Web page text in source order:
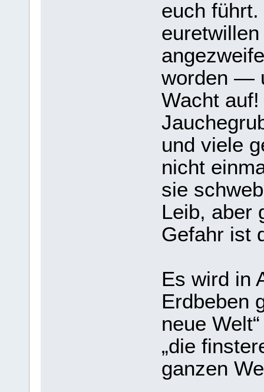
euch
worden —
Wacht
und viele
nicht
sie
Leib, aber
Gefahr ist
Es wird in
Erdbeben
neue
„die
ganzen